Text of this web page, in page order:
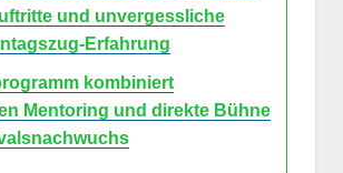
und unvergessliche
Erfahrung
kombiniert
Mentoring und direkte Bühne